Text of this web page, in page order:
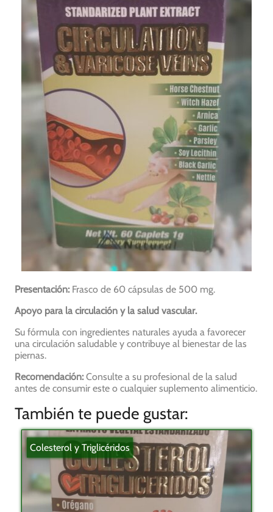
Presentación:Frasco de 60 cápsulas de 500 mg.
Apoyo para la circulación y la salud vascular.
Su fórmula con ingredientes naturales ayuda a favorecer
una circulación saludable y contribuye al bienestar de las
piernas.
Recomendación:Consulte a su profesional de la salud
antes de consumir este o cualquier suplemento alimenticio.
También te puede gustar:
Colesterol y Triglicéridos